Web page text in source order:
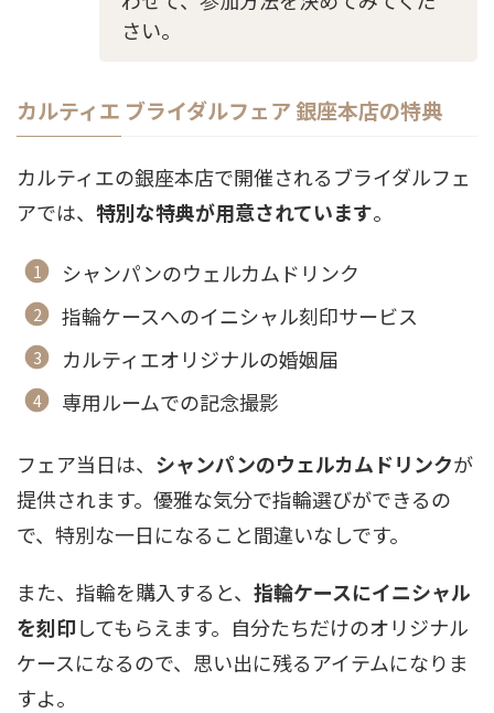
さい。
カルティエ ブライダルフェア 銀座本店の特典
カルティエの銀座本店で開催されるブライダルフェ
アでは、 特別な特典が用意されています。
シャンパンのウェルカムドリンク
指輪ケースへのイニシャル刻印サービス
カルティエオリジナルの婚姻届
専用ルームでの記念撮影
フェア当日は、 シャンパンのウェルカムドリンクが
提供されます。優雅な気分で指輪選びができるの
で、特別な一日になること間違いなしです。
また、指輪を購入すると、 指輪ケースにイニシャル
を刻印してもらえます。自分たちだけのオリジナル
ケースになるので、思い出に残るアイテムになりま
すよ。